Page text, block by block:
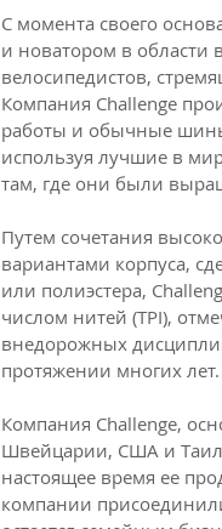
С момента своего
и новатором в
велосипедистов,
Компания Challenge
работы и обычные шины
используя лучшие в
там, где они были
Путем сочетания
вариантами корпуса,
или полиэстера,
числом нитей (TPI),
внедорожных
протяжении многих лет.
Компания Challenge,
Швейцарии, США и
настоящее время ее
компании